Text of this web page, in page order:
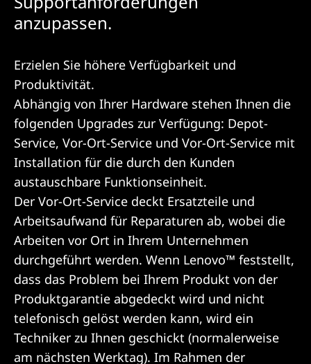
anzupassen.
Erzielen Sie höhere Verfügbarkeit und
Produktivität.
Abhängig von Ihrer Hardware stehen Ihnen die
folgenden Upgrades zur Verfügung: Depot-
Service, Vor-Ort-Service und Vor-Ort-Service mit
Installation für die durch den Kunden
austauschbare Funktionseinheit.
Der Vor-Ort-Service deckt Ersatzteile und
Arbeitsaufwand für Reparaturen ab, wobei die
Arbeiten vor Ort in Ihrem Unternehmen
durchgeführt werden. Wenn Lenovo™ feststellt,
dass das Problem bei Ihrem Produkt von der
Produktgarantie abgedeckt wird und nicht
telefonisch gelöst werden kann, wird ein
Techniker zu Ihnen geschickt (normalerweise
am nächsten Werktag). Im Rahmen der